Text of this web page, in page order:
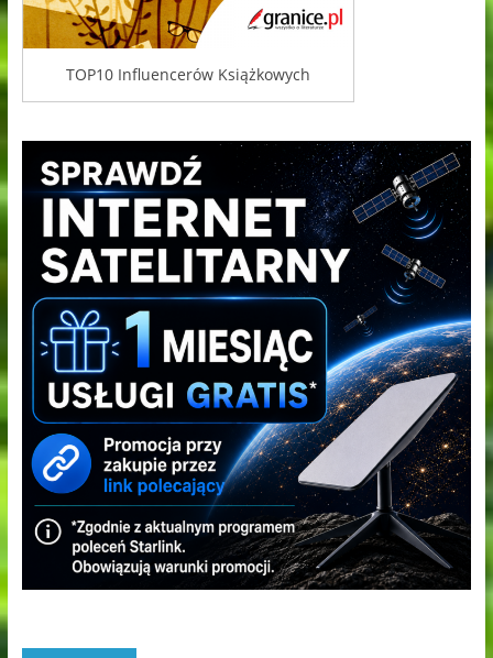
TOP10 Influencerów Książkowych